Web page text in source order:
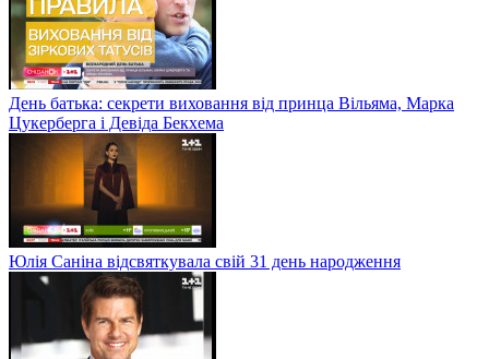
День батька: секрети виховання від принца Вільяма, Марка
Цукерберга і Девіда Бекхема
Юлія Саніна відсвяткувала свій 31 день народження